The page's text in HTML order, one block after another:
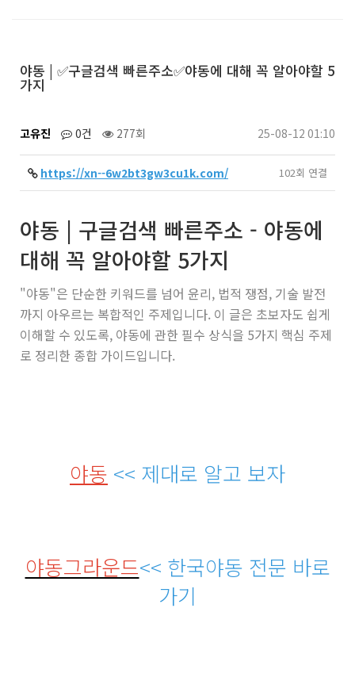
야동 | ✅구글검색 빠른주소✅야동에 대해 꼭 알아야할 5
가지
고유진 0건 277회 25-08-12 01:10
https://xn--6w2bt3gw3cu1k.com/ 102회 연결
야동 | 구글검색 빠른주소 - 야동에
대해 꼭 알아야할 5가지
"야동"은 단순한 키워드를 넘어 윤리, 법적 쟁점, 기술 발전
까지 아우르는 복합적인 주제입니다. 이 글은 초보자도 쉽게
이해할 수 있도록, 야동에 관한 필수 상식을 5가지 핵심 주제
로 정리한 종합 가이드입니다.
야동 << 제대로 알고 보자
야동그라운드<< 한국야동 전문 바로
가기